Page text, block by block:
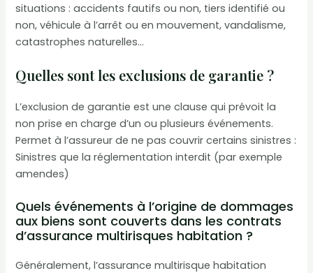
situations : accidents fautifs ou non, tiers identifié ou
non, véhicule à l’arrêt ou en mouvement, vandalisme,
catastrophes naturelles…
Quelles sont les exclusions de garantie ?
L’exclusion de garantie est une clause qui prévoit la
non prise en charge d’un ou plusieurs événements.
Permet à l’assureur de ne pas couvrir certains sinistres :
Sinistres que la réglementation interdit (par exemple
amendes)
Quels événements à l’origine de dommages
aux biens sont couverts dans les contrats
d’assurance multirisques habitation ?
Généralement, l’assurance multirisque habitation